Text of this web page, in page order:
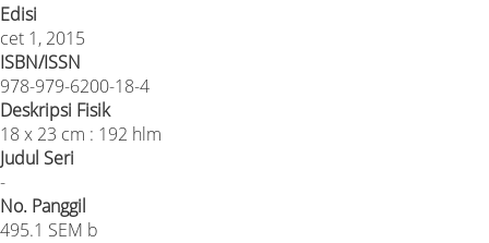
Edisi
cet 1, 2015
ISBN/ISSN
978-979-6200-18-4
Deskripsi Fisik
18 x 23 cm : 192 hlm
Judul Seri
-
No. Panggil
495.1 SEM b